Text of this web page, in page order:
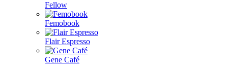
Fellow
Femobook
Flair Espresso
Gene Café